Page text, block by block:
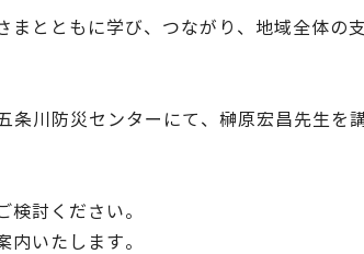
とともに学び、つながり、地域全体の
川防災センターにて、榊原宏昌先生を
討ください。
いたします。